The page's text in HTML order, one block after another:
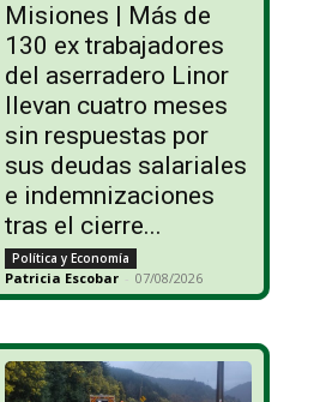
Misiones | Más de
130 ex trabajadores
del aserradero Linor
llevan cuatro meses
sin respuestas por
sus deudas salariales
e indemnizaciones
tras el cierre...
Política y Economía
Patricia Escobar - 07/08/2026